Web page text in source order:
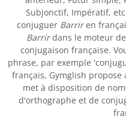
Subjonctif, Impératif,
conjuguer Barriren
Barrirdans le moteur
conjugaison française.
phrase, par exemple
français, Gymglish propose
met à disposition de
d'orthographe et de